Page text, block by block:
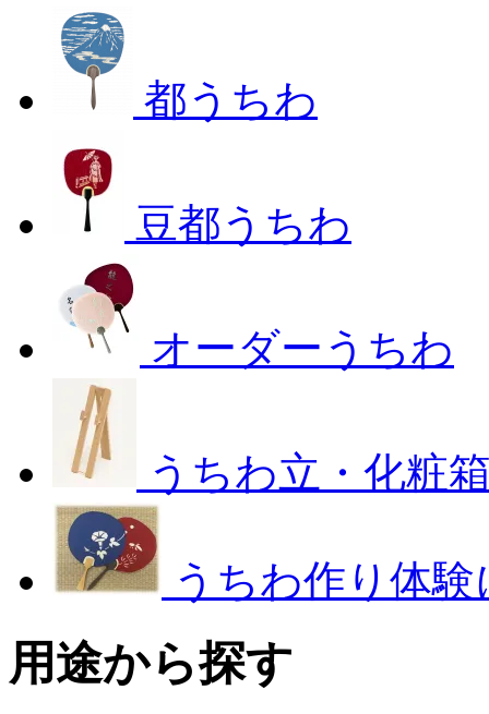
都うちわ
豆都うちわ
オーダーうちわ
うちわ立・化粧
うちわ作り体
用途から探す